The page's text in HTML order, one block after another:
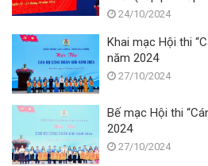
24/10/2024
Khai mạc Hội thi
năm 2024
27/10/2024
Bế mạc Hội thi
2024
27/10/2024